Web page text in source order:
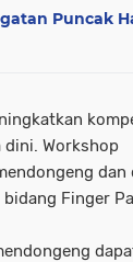
Puncak
Workshop
dan
Finger